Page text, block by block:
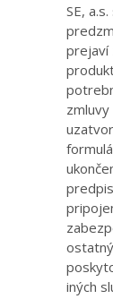
SE,
prejaví
iných